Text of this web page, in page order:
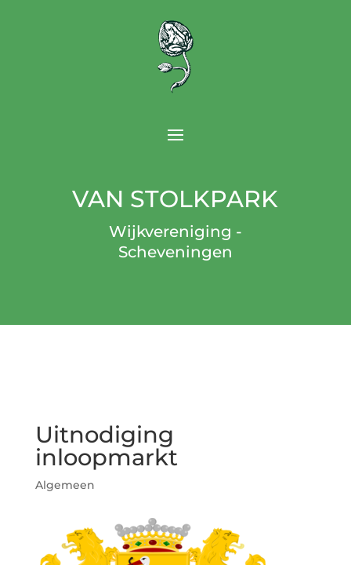
VAN STOLKPARK
Wijkvereniging -
Scheveningen
Uitnodiging
inloopmarkt
Algemeen